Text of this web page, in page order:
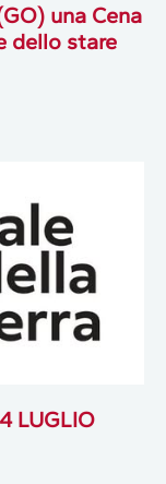
una Cena
dello stare
LUGLIO